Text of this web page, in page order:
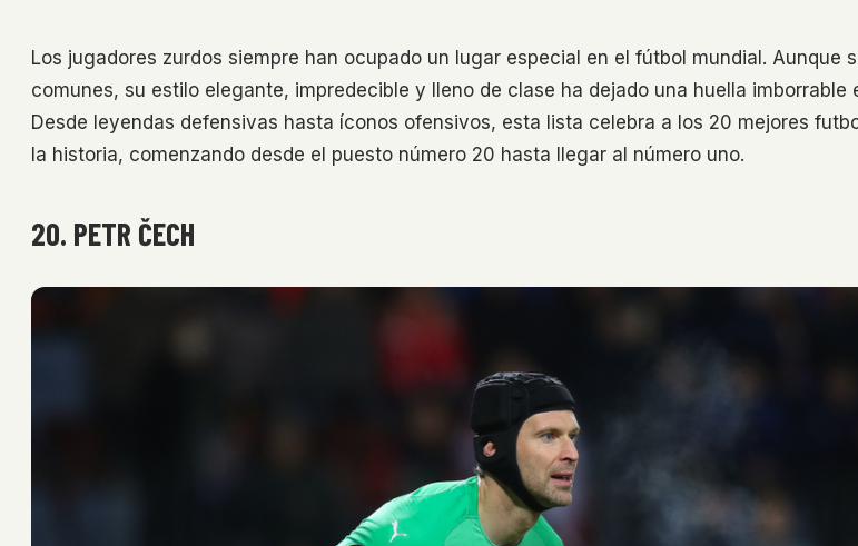
Los jugadores zurdos siempre han ocupado un lugar especial en el fútbol mundial. Aunque
comunes, su estilo elegante, impredecible y lleno de clase ha dejado una huella imborrable
Desde leyendas defensivas hasta íconos ofensivos, esta lista celebra a los 20 mejores
la historia, comenzando desde el puesto número 20 hasta llegar al número uno.
20. PETR ČECH